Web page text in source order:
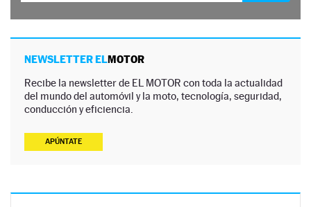
NEWSLETTER ELMOTOR
Recibe la newsletter de EL MOTOR con toda la actualidad
del mundo del automóvil y la moto, tecnología, seguridad,
conducción y eficiencia.
APÚNTATE